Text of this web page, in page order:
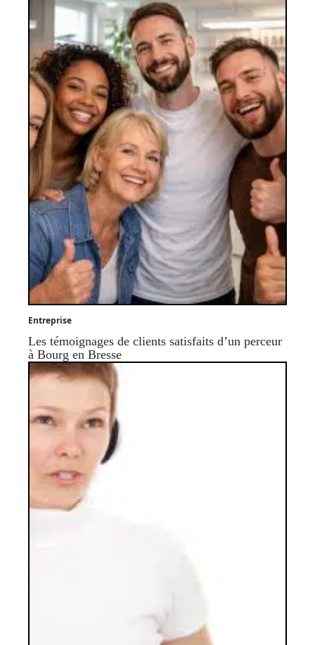
Entreprise
Les témoignages de clients satisfaits d’un perceur
à Bourg en Bresse